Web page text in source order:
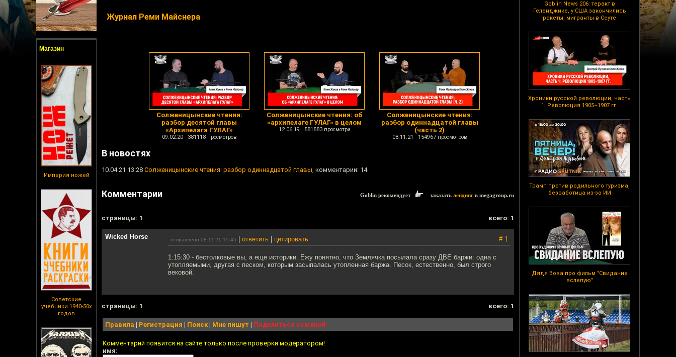
Магазин
Империя ножей
Советские
учебники 1940-50х
годов
Goblin News 206: теракт в
Геленджике, у США закончились
ракеты, мигранты в Сеуте
Хроники русской революции, часть
1: Революция 1905–1907 гг.
Трамп против родильного туризма,
безработица из-за ИИ
Дядя Вова про фильм "Свидание
вслепую"
Журнал Реми Майснера
Солженицынские чтения:
разбор десятой главы
«Архипелага ГУЛАГ»
09.02.20 381118 просмотров
Солженицынские чтения: об
«архипелаге ГУЛАГ» в целом
12.06.19 581883 просмотра
Солженицынские чтения:
разбор одиннадцатой главы
(часть 2)
08.11.21 154967 просмотров
В новостях
10.04.21 13:28 Солженицынские чтения: разбор одиннадцатой главы, комментарии: 14
Комментарии Goblin рекомендует заказать лендинг в megagroup.ru
cтраницы: 1 всего: 1
Wicked Horse отправлено 08.11.21 15:45 ответить цитировать # 1
1:15:30 - бестолковые вы, а еще историки. Ежу понятно, что Землячка посылала сразу ДВЕ баржи: одна с
утопляемыми, другая с песком, которым засыпалась утопленная баржа. Песок, естественно, был строго
вековой.
cтраницы: 1 всего: 1
Правила | Регистрация | Поиск| Мне пишут | Поделиться ссылкой
Комментарий появится на сайте только после проверки модератором!
имя: